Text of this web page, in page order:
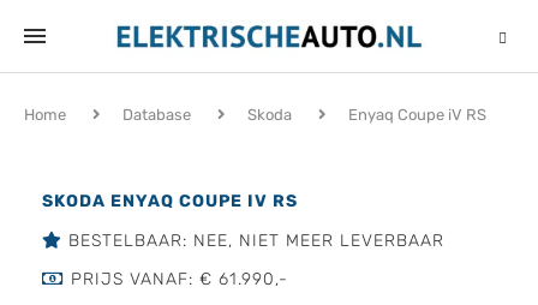
Home Database Skoda Enyaq Coupe iV RS
SKODA ENYAQ COUPE IV RS
BESTELBAAR: NEE, NIET MEER LEVERBAAR
PRIJS VANAF: € 61.990,-